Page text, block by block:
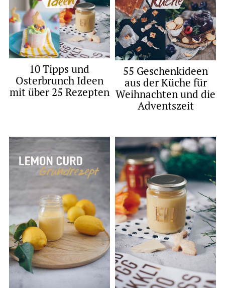
10 Tipps und
Osterbrunch Ideen
mit über 25 Rezepten
55 Geschenkideen
aus der Küche für
Weihnachten und die
Adventszeit